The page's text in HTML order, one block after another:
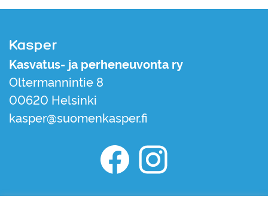
Kasper
Kasvatus- ja perheneuvonta ry
Oltermannintie 8
00620 Helsinki
kasper@suomenkasper.fi